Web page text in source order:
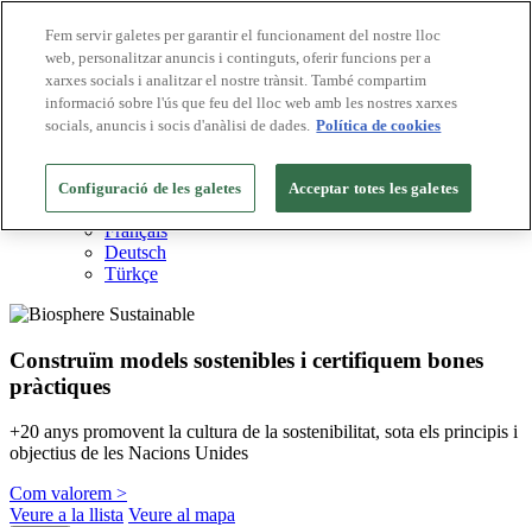
Destinacions Biosphere
Empreses Biosphere
Com valorem
Sobre nosaltres
English
Español
Português
Français
Deutsch
Türkçe
Construïm models sostenibles i certifiquem bones
pràctiques
+20 anys promovent la cultura de la sostenibilitat, sota els principis i
objectius de les Nacions Unides
Com valorem >
Veure a la llista Veure al mapa
Fem servir galetes per garantir el funcionament del nostre lloc
web, personalitzar anuncis i continguts, oferir funcions per a
xarxes socials i analitzar el nostre trànsit. També compartim
informació sobre l'ús que feu del lloc web amb les nostres xarxes
socials, anuncis i socis d'anàlisi de dades. Política de cookies
Configuració de les galetes Acceptar totes les galetes